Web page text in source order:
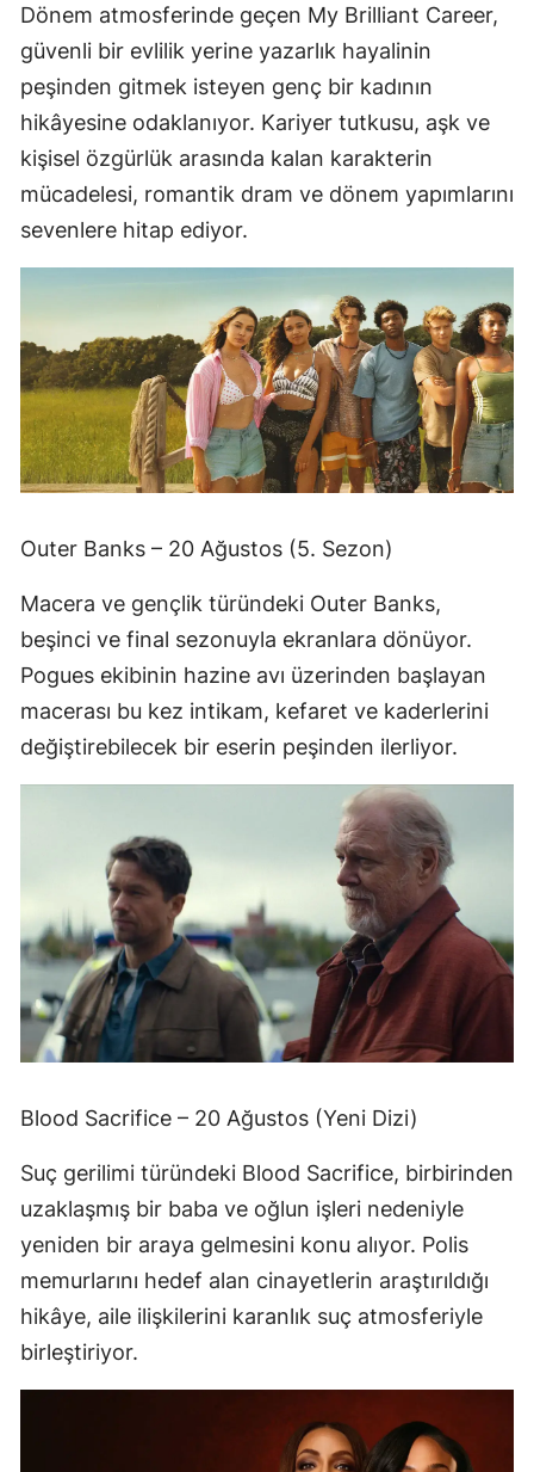
Dönem atmosferinde geçen My Brilliant Career,
güvenli bir evlilik yerine yazarlık hayalinin
peşinden gitmek isteyen genç bir kadının
hikâyesine odaklanıyor. Kariyer tutkusu, aşk ve
kişisel özgürlük arasında kalan karakterin
mücadelesi, romantik dram ve dönem yapımlarını
sevenlere hitap ediyor.
Outer Banks – 20 Ağustos (5. Sezon)
Macera ve gençlik türündeki Outer Banks,
beşinci ve final sezonuyla ekranlara dönüyor.
Pogues ekibinin hazine avı üzerinden başlayan
macerası bu kez intikam, kefaret ve kaderlerini
değiştirebilecek bir eserin peşinden ilerliyor.
Blood Sacrifice – 20 Ağustos (Yeni Dizi)
Suç gerilimi türündeki Blood Sacrifice, birbirinden
uzaklaşmış bir baba ve oğlun işleri nedeniyle
yeniden bir araya gelmesini konu alıyor. Polis
memurlarını hedef alan cinayetlerin araştırıldığı
hikâye, aile ilişkilerini karanlık suç atmosferiyle
birleştiriyor.